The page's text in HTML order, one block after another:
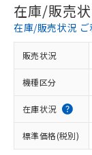
在庫/販売
在庫/販売状況 ご
販売状況
機種区分
在庫状況
標準価格(税別)